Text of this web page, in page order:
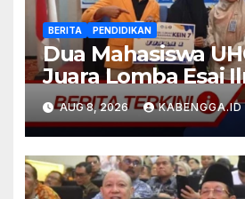
BERITA PENDIDIKAN
Dua Mahasiswa
Juara Lomba Esai
Tingkat Nasional
AUG 8, 2026 KABENGGA.ID